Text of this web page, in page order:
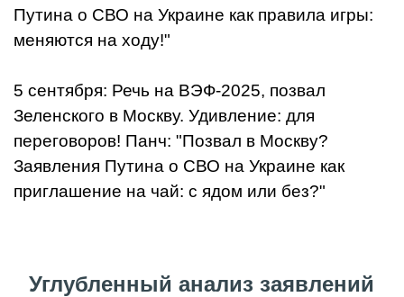
Путина о СВО на Украине как правила игры:
меняются на ходу!"
5 сентября: Речь на ВЭФ-2025, позвал
Зеленского в Москву. Удивление: для
переговоров! Панч: "Позвал в Москву?
Заявления Путина о СВО на Украине как
приглашение на чай: с ядом или без?"
Углубленный анализ заявлений